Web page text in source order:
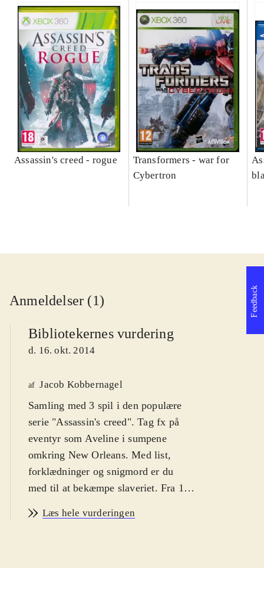
Assassin's creed - rogue
Transformers - war for
Cybertron
Anmeldelser (1)
Bibliotekernes vurdering
d. 16. okt. 2014
af Jacob Kobbernagel
Samling med 3 spil i den populære
serie "Assassin's creed". Tag fx på
eventyr som Aveline i sumpene
omkring New Orleans. Med list,
forklædninger og snigmord er du
med til at bekæmpe slaveriet. Fra 14
Der er tidligere lavet lektørudtalelser
(Playstation 3) og Assassin's creed III
Læs hele vurderingen
Feedback